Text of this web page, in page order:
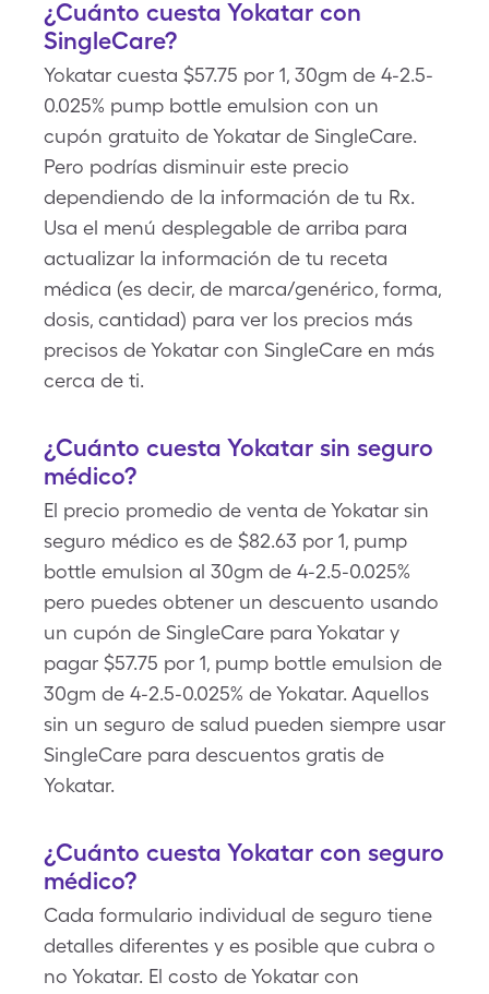
¿Cuánto cuesta Yokatar con
SingleCare?
Yokatar cuesta $57.75 por 1, 30gm de 4-2.5-
0.025% pump bottle emulsion con un
cupón gratuito de Yokatar de SingleCare.
Pero podrías disminuir este precio
dependiendo de la información de tu Rx.
Usa el menú desplegable de arriba para
actualizar la información de tu receta
médica (es decir, de marca/genérico, forma,
dosis, cantidad) para ver los precios más
precisos de Yokatar con SingleCare en más
cerca de ti.
¿Cuánto cuesta Yokatar sin seguro
médico?
El precio promedio de venta de Yokatar sin
seguro médico es de $82.63 por 1, pump
bottle emulsion al 30gm de 4-2.5-0.025%
pero puedes obtener un descuento usando
un cupón de SingleCare para Yokatar y
pagar $57.75 por 1, pump bottle emulsion de
30gm de 4-2.5-0.025% de Yokatar. Aquellos
sin un seguro de salud pueden siempre usar
SingleCare para descuentos gratis de
Yokatar.
¿Cuánto cuesta Yokatar con seguro
médico?
Cada formulario individual de seguro tiene
detalles diferentes y es posible que cubra o
no Yokatar. El costo de Yokatar con